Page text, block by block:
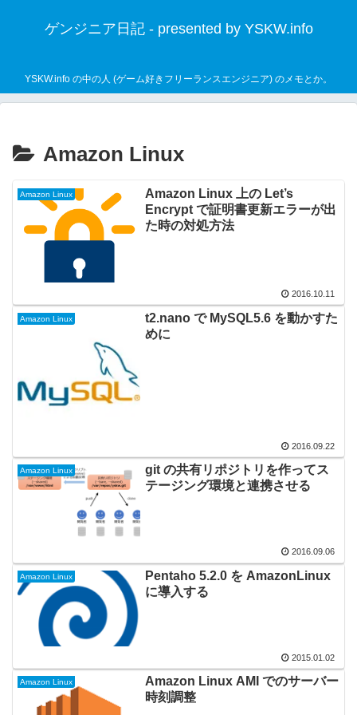
ゲンジニア日記 - presented by YSKW.info
YSKW.info の中の人 (ゲーム好きフリーランスエンジニア) のメモとか。
Amazon Linux
Amazon Linux
Amazon Linux 上の Let’s
Encrypt で証明書更新エラーが出
た時の対処方法
2016.10.11
Amazon Linux
t2.nano で MySQL5.6 を動かすた
めに
2016.09.22
Amazon Linux
git の共有リポジトリを作ってス
テージング環境と連携させる
2016.09.06
Amazon Linux
Pentaho 5.2.0 を AmazonLinux
に導入する
2015.01.02
Amazon Linux
Amazon Linux AMI でのサーバー
時刻調整